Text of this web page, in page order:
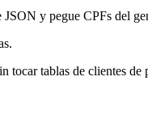
y pegue CPFs del
tocar tablas de clientes de